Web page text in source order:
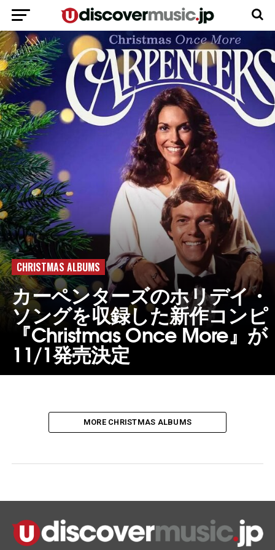
CHRISTMAS ALBUMS
カーペンターズのホリデイ・
ソングを収録した新作コンピ
『Christmas Once More』が
11/1発売決定
MORE CHRISTMAS ALBUMS